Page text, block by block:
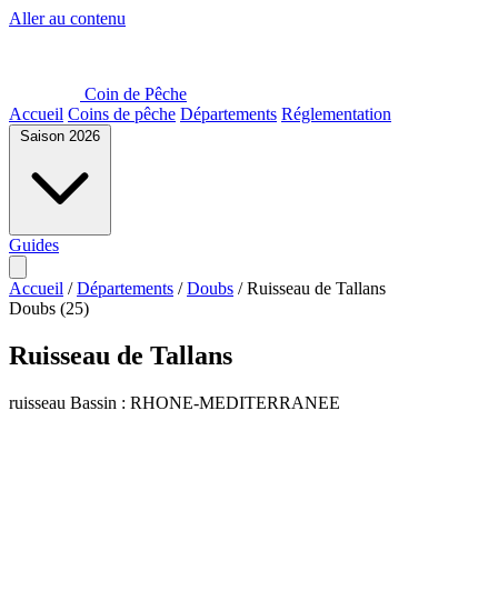
Aller au contenu
Coin de Pêche
Accueil Coins de pêche Départements Réglementation
Saison 2026
Guides
Accueil / Départements / Doubs / Ruisseau de Tallans
Doubs (25)
Ruisseau de Tallans
ruisseau Bassin : RHONE-MEDITERRANEE